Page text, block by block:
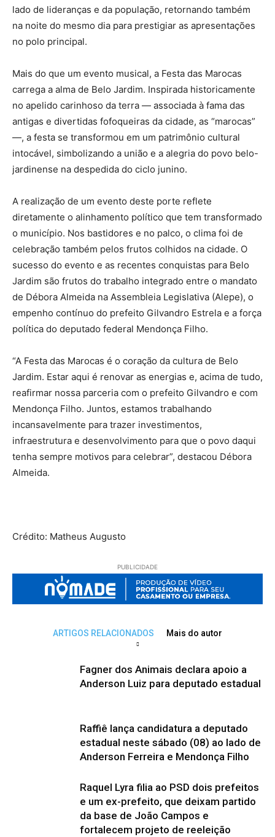
lado de lideranças e da população, retornando também
na noite do mesmo dia para prestigiar as apresentações
no polo principal.
Mais do que um evento musical, a Festa das Marocas
carrega a alma de Belo Jardim. Inspirada historicamente
no apelido carinhoso da terra — associada à fama das
antigas e divertidas fofoqueiras da cidade, as “marocas”
—, a festa se transformou em um patrimônio cultural
intocável, simbolizando a união e a alegria do povo belo-
jardinense na despedida do ciclo junino.
A realização de um evento deste porte reflete
diretamente o alinhamento político que tem transformado
o município. Nos bastidores e no palco, o clima foi de
celebração também pelos frutos colhidos na cidade. O
sucesso do evento e as recentes conquistas para Belo
Jardim são frutos do trabalho integrado entre o mandato
de Débora Almeida na Assembleia Legislativa (Alepe), o
empenho contínuo do prefeito Gilvandro Estrela e a força
política do deputado federal Mendonça Filho.
“A Festa das Marocas é o coração da cultura de Belo
Jardim. Estar aqui é renovar as energias e, acima de tudo,
reafirmar nossa parceria com o prefeito Gilvandro e com
Mendonça Filho. Juntos, estamos trabalhando
incansavelmente para trazer investimentos,
infraestrutura e desenvolvimento para que o povo daqui
tenha sempre motivos para celebrar”, destacou Débora
Almeida.
Crédito: Matheus Augusto
PUBLICIDADE
ARTIGOS RELACIONADOS Mais do autor
Fagner dos Animais declara apoio a
Anderson Luiz para deputado estadual
Raffiê lança candidatura a deputado
estadual neste sábado (08) ao lado de
Anderson Ferreira e Mendonça Filho
Raquel Lyra filia ao PSD dois prefeitos
e um ex-prefeito, que deixam partido
da base de João Campos e
fortalecem projeto de reeleição